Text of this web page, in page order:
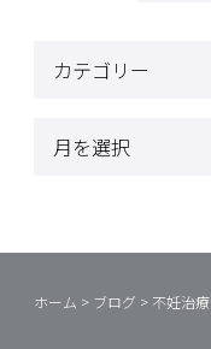
ホーム > ブログ > 不妊治療